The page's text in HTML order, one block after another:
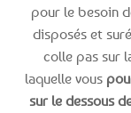
pour le besoin
disposés et
colle pas sur
laquelle vous
sur le dessous